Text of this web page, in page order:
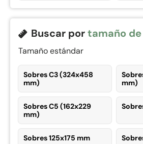
Buscar portamaño
Tamaño estándar
Sobres C3 (324x458
mm)
mm)
Sobres C5 (162x229
mm)
Sobres 125x175 mm